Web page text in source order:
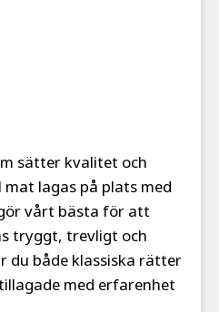
sätter kvalitet och
lagas på plats med
vårt bästa för att
tryggt, trevligt och
du både klassiska rätter
med erfarenhet